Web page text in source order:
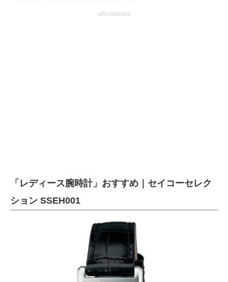
advertisement
「レディース腕時計」おすすめ｜セイコーセレク
ション SSEH001